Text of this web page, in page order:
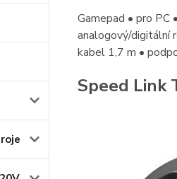
Gamepad • pro PC
analogový/digitální
kabel 1,7 m •
Speed Link